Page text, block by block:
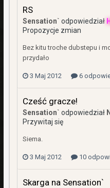
RS
Sensation` odpowiedział
Propozycje zmian
Bez kitu troche dubstepu i
przydało
3 Maj 2012 6
Cześć gracze!
Sensation` odpowiedział
Przywitaj się
Siema.
3 Maj 2012 10
Skarga na Sensation`